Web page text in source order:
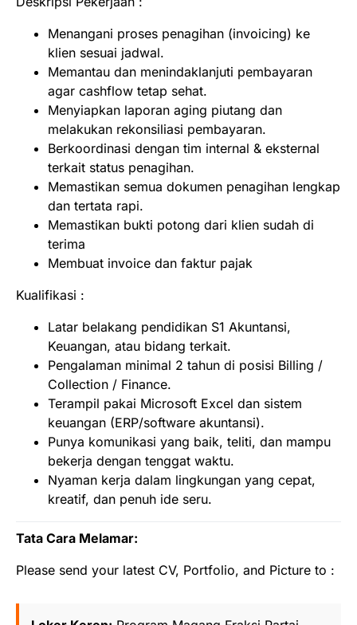
Menangani proses penagihan (invoicing) ke
klien sesuai jadwal.
Memantau dan menindaklanjuti pembayaran
agar cashflow tetap sehat.
Menyiapkan laporan aging piutang dan
melakukan rekonsiliasi pembayaran.
Berkoordinasi dengan tim internal & eksternal
terkait status penagihan.
Memastikan semua dokumen penagihan lengkap
dan tertata rapi.
Memastikan bukti potong dari klien sudah di
terima
Membuat invoice dan faktur pajak
Kualifikasi :
Latar belakang pendidikan S1 Akuntansi,
Keuangan, atau bidang terkait.
Pengalaman minimal 2 tahun di posisi Billing /
Collection / Finance.
Terampil pakai Microsoft Excel dan sistem
keuangan (ERP/software akuntansi).
Punya komunikasi yang baik, teliti, dan mampu
bekerja dengan tenggat waktu.
Nyaman kerja dalam lingkungan yang cepat,
kreatif, dan penuh ide seru.
Tata Cara Melamar:
Please send your latest CV, Portfolio, and Picture to :